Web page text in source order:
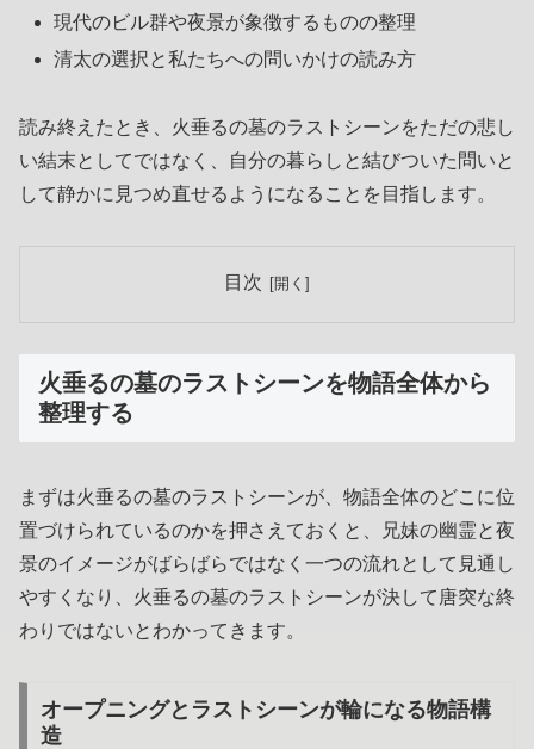
現代のビル群や夜景が象徴するものの整理
清太の選択と私たちへの問いかけの読み方
読み終えたとき、火垂るの墓のラストシーンをただの悲し
い結末としてではなく、自分の暮らしと結びついた問いと
して静かに見つめ直せるようになることを目指します。
目次
火垂るの墓のラストシーンを物語全体から
整理する
まずは火垂るの墓のラストシーンが、物語全体のどこに位
置づけられているのかを押さえておくと、兄妹の幽霊と夜
景のイメージがばらばらではなく一つの流れとして見通し
やすくなり、火垂るの墓のラストシーンが決して唐突な終
わりではないとわかってきます。
オープニングとラストシーンが輪になる物語構
造